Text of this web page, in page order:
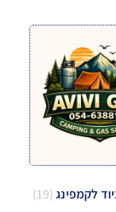
לקמפינג(19)